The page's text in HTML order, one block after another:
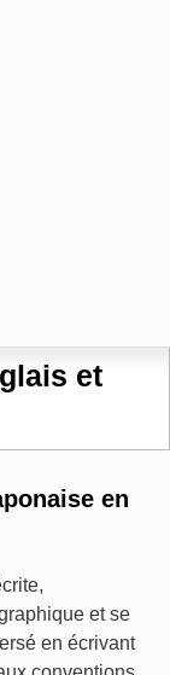
et
en
et se
en écrivant